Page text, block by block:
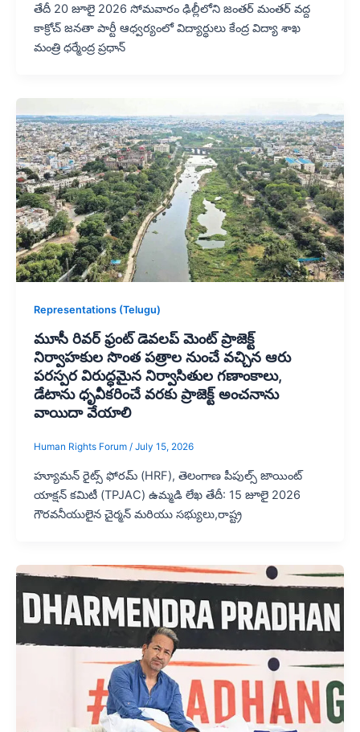
తేదీ 20 జూలై 2026 సోమవారం ఢిల్లీలోని జంతర్ మంతర్ వద్ద
కాక్రోచ్ జనతా పార్టీ ఆధ్వర్యంలో విద్యార్థులు కేంద్ర విద్యా శాఖ
మంత్రి ధర్మేంద్ర ప్రధాన్
Representations (Telugu)
మూసీ రివర్‌ ఫ్రంట్ డెవలప్‌ మెంట్ ప్రాజెక్ట్
నిర్వాహకుల సొంత పత్రాల నుంచే వచ్చిన ఆరు
పరస్పర విరుద్ధమైన నిర్వాసితుల గణాంకాలు,
డేటాను ధృవీకరించే వరకు ప్రాజెక్ట్ అంచనాను
వాయిదా వేయాలి
Human Rights Forum / July 15, 2026
హ్యూమన్ రైట్స్ ఫోరమ్ (HRF), తెలంగాణ పీపుల్స్ జాయింట్
యాక్షన్ కమిటీ (TPJAC) ఉమ్మడి లేఖ ​తేదీ: 15 జూలై 2026
గౌరవనీయులైన చైర్మన్ మరియు సభ్యులు,రాష్ట్ర